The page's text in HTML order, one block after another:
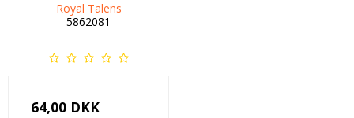
Royal Talens
5862081
64,00 DKK